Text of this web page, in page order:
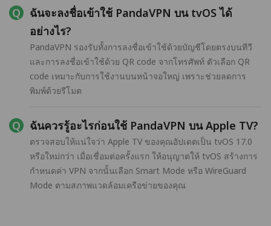
ฉันจะลงชื่อเข้าใช้ PandaVPN บน tvOS ได้
อย่างไร?
PandaVPN รองรับทั้งการลงชื่อเข้าใช้ด้วยบัญชีโดยตรงบนทีวี
และการลงชื่อเข้าใช้ด้วย QR code จากโทรศัพท์ ตัวเลือก QR
code เหมาะกับการใช้งานบนหน้าจอใหญ่ เพราะช่วยลดการ
พิมพ์ด้วยรีโมต
ฉันควรรู้อะไรก่อนใช้ PandaVPN บน Apple TV?
ตรวจสอบให้แน่ใจว่า Apple TV ของคุณอัปเดตเป็น tvOS 17.0
หรือใหม่กว่า เมื่อเชื่อมต่อครั้งแรก ให้อนุญาตให้ tvOS สร้างการ
กำหนดค่า VPN จากนั้นเลือก Smart Mode หรือ WireGuard
Mode ตามสภาพแวดล้อมเครือข่ายของคุณ